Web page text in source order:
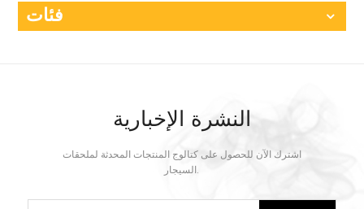
فئات
النشرة الإخبارية
اشترك الآن للحصول على كتالوج المنتجات المحدثة لملحقات
السيجار.